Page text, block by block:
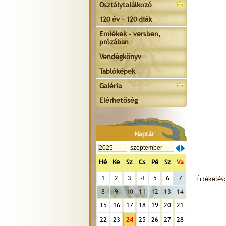
Osztálytalálkozó
120 év - 120 diák
Emlékek - versben,
prózában
Vendégkönyv
Tablóképek
Galéria
Elérhetőség
Naptár
Hé Ke Sz Cs Pé Sz Va
1 2 3 4 5 6
7
8
9 10 11 12 13
14
15
16 17 18 19 20
21
22
23 24 25 26 27 28
Értékelés: